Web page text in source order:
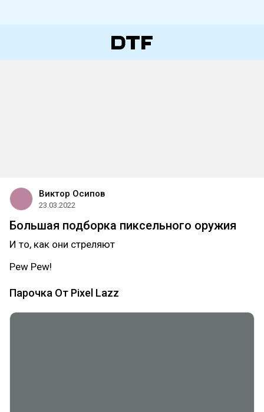
Виктор Осипов
23.03.2022
Большая подборка пиксельного оружия
И то, как они стреляют
Pew Pew!
Парочка От Pixel Lazz